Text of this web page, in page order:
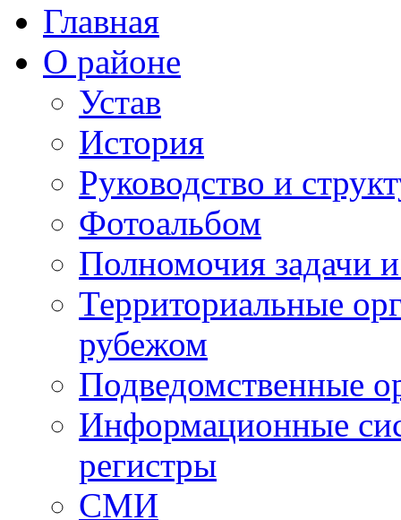
Главная
О районе
Устав
История
Руководство и
Фотоальбом
Полномочия задачи
Территориальные
рубежом
Подведомственные
Информационные
регистры
СМИ